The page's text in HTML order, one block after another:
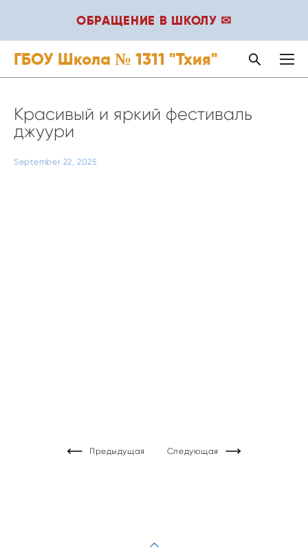
ОБРАЩЕНИЕ В ШКОЛУ ✉
ГБОУ Школа № 1311 "Тхия"
September 22, 2025
Красивый и яркий фестиваль
джуури
Предыдущая Следующая